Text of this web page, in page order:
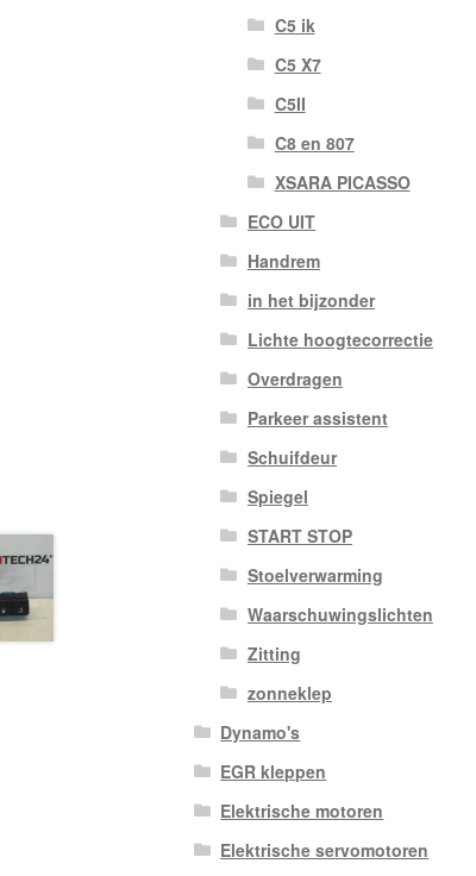
C5 ik
C5 X7
C5II
C8 en 807
XSARA PICASSO
ECO UIT
Handrem
in het bijzonder
Lichte hoogtecorrectie
Overdragen
Parkeer assistent
Schuifdeur
Spiegel
START STOP
Stoelverwarming
Waarschuwingslichten
Zitting
zonneklep
Dynamo's
EGR kleppen
Elektrische motoren
Elektrische servomotoren